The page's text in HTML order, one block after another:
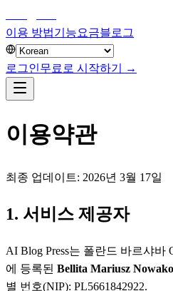
이용 방법기능요금블로그
로그인무료로 시작하기 →
이용약관
최종 업데이트: 2026년 3월 17일
1. 서비스 제공자
AI Blog Press는 폴란드 바르샤바
에 등록된 Bellita Mariusz
별 번호(NIP): PL5661842922.